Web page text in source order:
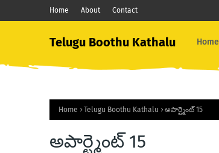
Home About Contact
Telugu Boothu Kathalu Home
Home Telugu Boothu Kathalu అపార్ట్మెంట్ 15
అపార్ట్మెంట్ 15